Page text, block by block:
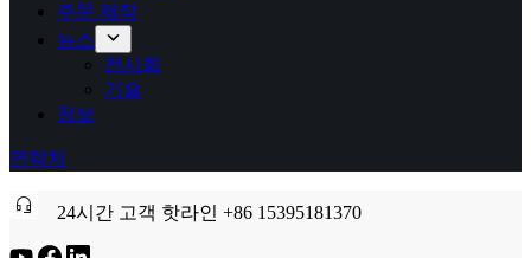
주문 제작
뉴스
전시회
기술
정보
연락처
24시간 고객 핫라인 +86 15395181370